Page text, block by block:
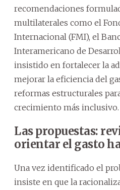
recomendaciones
multilaterales como el
Internacional (FMI), el
Interamericano de
insistido en fortalecer la
mejorar la eficiencia del
reformas estructurales
crecimiento más inclusivo.
Las propuestas:
orientar el gasto
Una vez identificado el
insiste en que la